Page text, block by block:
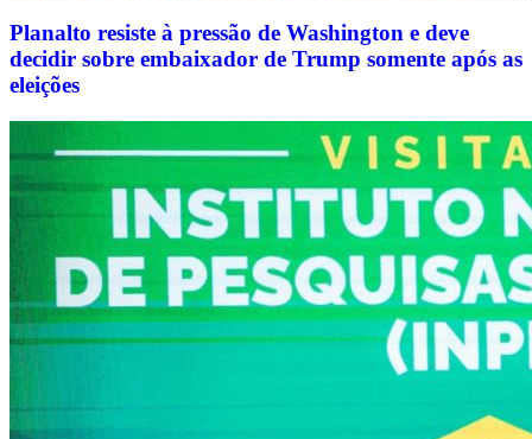
Planalto resiste à pressão de Washington e deve
decidir sobre embaixador de Trump somente após as
eleições